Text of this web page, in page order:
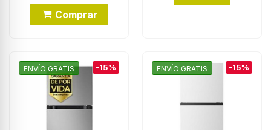
Comprar
ENVÍO GRATIS -15% ENVÍO GRATIS -15%